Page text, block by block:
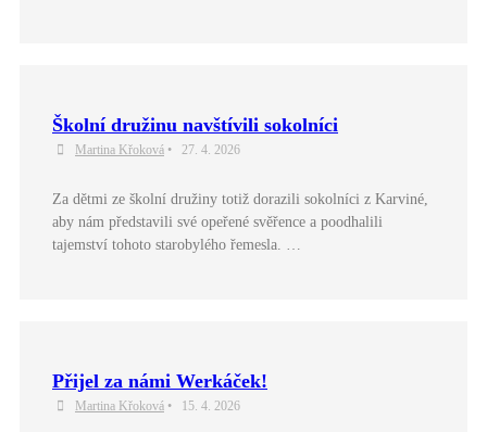
Školní družinu navštívili sokolníci
Martina Křoková • 27. 4. 2026
Za dětmi ze školní družiny totiž dorazili sokolníci z Karviné,
aby nám představili své opeřené svěřence a poodhalili
tajemství tohoto starobylého řemesla. …
Přijel za námi Werkáček!
Martina Křoková • 15. 4. 2026